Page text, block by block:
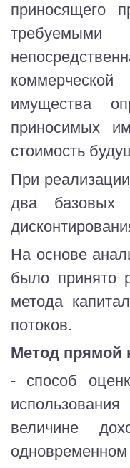
приносящего
требуемыми
имущества
приносимых
стоимость
При
два базовых
На основе
было принято
метода
потоков.
Метод прямой
- способ
величине